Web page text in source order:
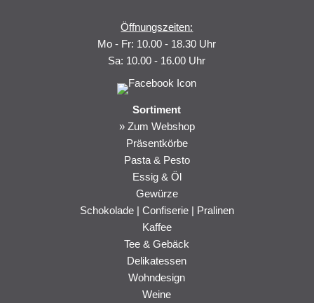
Öffnungszeiten:
Mo - Fr: 10.00 - 18.30 Uhr
Sa: 10.00 - 16.00 Uhr
Sortiment
Navigation
überspringen
» Zum Webshop
Präsentkörbe
Pasta & Pesto
Essig & Öl
Gewürze
Schokolade | Confiserie | Pralinen
Kaffee
Tee & Gebäck
Delikatessen
Wohndesign
Weine